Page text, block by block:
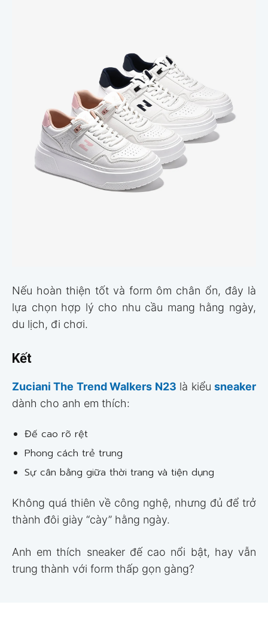
Nếu hoàn thiện tốt và form ôm chân ổn, đây là
lựa chọn hợp lý cho nhu cầu mang hằng ngày,
du lịch, đi chơi.
Kết
Zuciani The Trend Walkers N23 là kiểusneaker
dành cho anh em thích:
Đế cao rõ rệt
Phong cách trẻ trung
Sự cân bằng giữa thời trang và tiện dụng
Không quá thiên về công nghệ, nhưng đủ để trở
thành đôi giày “cày” hằng ngày.
Anh em thích sneaker đế cao nổi bật, hay vẫn
trung thành với form thấp gọn gàng?